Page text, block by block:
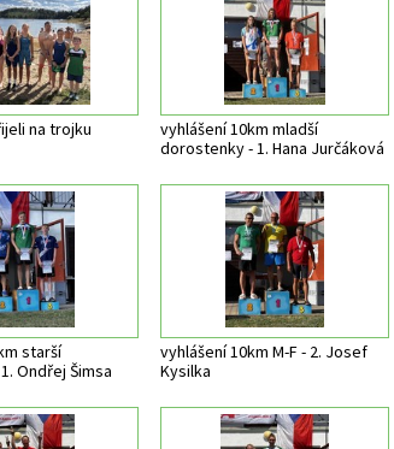
na trojku
vyhlášení 10km mladší
dorostenky - 1. Hana Jurčáková
starší
Ondřej Šimsa
vyhlášení 10km M-F - 2. Josef
Kysilka